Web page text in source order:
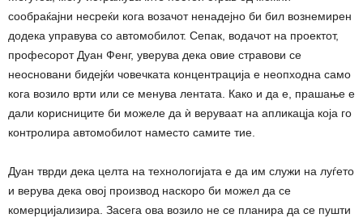
сообраќајни несреќи кога возачот ненадејно би бил вознемирен
додека управува со автомобилот. Сепак, водачот на проектот,
професорот Дуан Фенг, уверува дека овие стравови се
неосновани бидејќи човечката концентрација е неопходна само
кога возило врти или се менува лентата. Како и да е, прашање е
дали корисниците би можеле да ѝ веруваат на апликацја која го
контролира автомобилот наместо самите тие.
Дуан тврди дека целта на технологијата е да им служи на луѓето
и верува дека овој производ наскоро би можел да се
комерцијализира. Засега ова возило не се планира да се пушти